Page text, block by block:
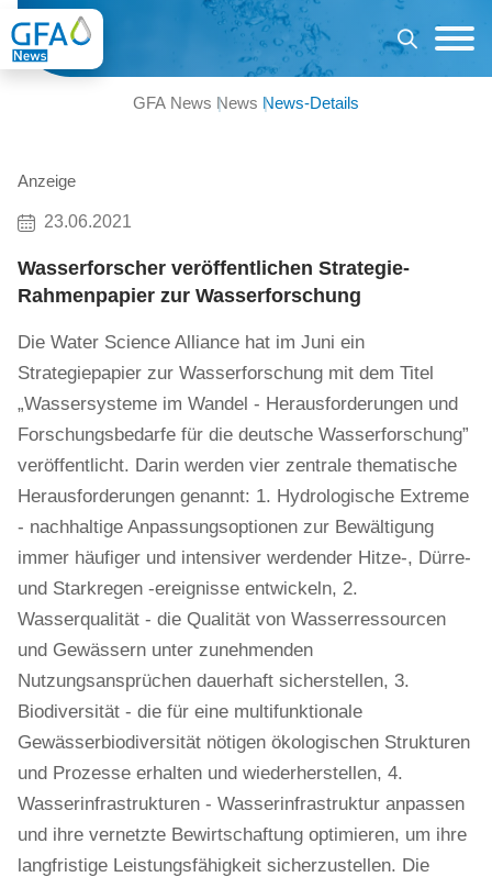
GFA News News News-Details
Anzeige
23.06.2021
Wasserforscher veröffentlichen Strategie-
Rahmenpapier zur Wasserforschung
Die Water Science Alliance hat im Juni ein
Strategiepapier zur Wasserforschung mit dem Titel
„Wassersysteme im Wandel - Herausforderungen und
Forschungsbedarfe für die deutsche Wasserforschung”
veröffentlicht. Darin werden vier zentrale thematische
Herausforderungen genannt: 1. Hydrologische Extreme
- nachhaltige Anpassungsoptionen zur Bewältigung
immer häufiger und intensiver werdender Hitze-, Dürre-
und Starkregen -ereignisse entwickeln, 2.
Wasserqualität - die Qualität von Wasserressourcen
und Gewässern unter zunehmenden
Nutzungsansprüchen dauerhaft sicherstellen, 3.
Biodiversität - die für eine multifunktionale
Gewässerbiodiversität nötigen ökologischen Strukturen
und Prozesse erhalten und wiederherstellen, 4.
Wasserinfrastrukturen - Wasserinfrastruktur anpassen
und ihre vernetzte Bewirtschaftung optimieren, um ihre
langfristige Leistungsfähigkeit sicherzustellen. Die